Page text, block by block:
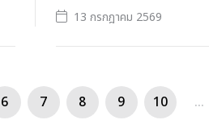
13 กรกฎาคม 2569
6 7 8 9 10 ...